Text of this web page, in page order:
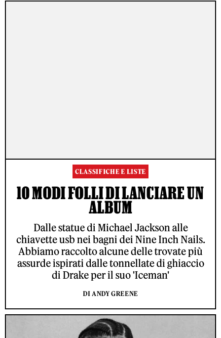
CLASSIFICHE E LISTE
10 MODI FOLLI DI LANCIARE UN
ALBUM
Dalle statue di Michael Jackson alle
chiavette usb nei bagni dei Nine Inch Nails.
Abbiamo raccolto alcune delle trovate più
assurde ispirati dalle tonnellate di ghiaccio
di Drake per il suo 'Iceman'
DI ANDY GREENE